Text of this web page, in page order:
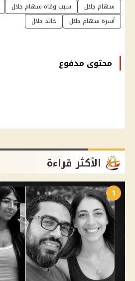
سهام جلال سبب وفاة سهام جلال
أسرة سهام جلال
خالد جلال
محتوى مدفوع
الأكثر قراءة
1